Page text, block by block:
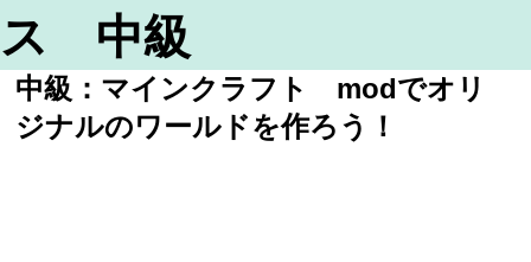
ス 中級
中級：マインクラフト modでオリ
ジナルのワールドを作ろう！